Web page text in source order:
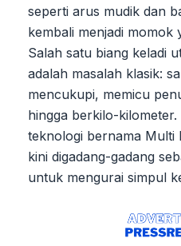
seperti arus mudik dan
kembali menjadi momok
Salah satu biang keladi
adalah masalah klasik:
mencukupi, memicu
hingga berkilo-
teknologi bernama Multi
kini digadang-gadang
untuk mengurai simpul